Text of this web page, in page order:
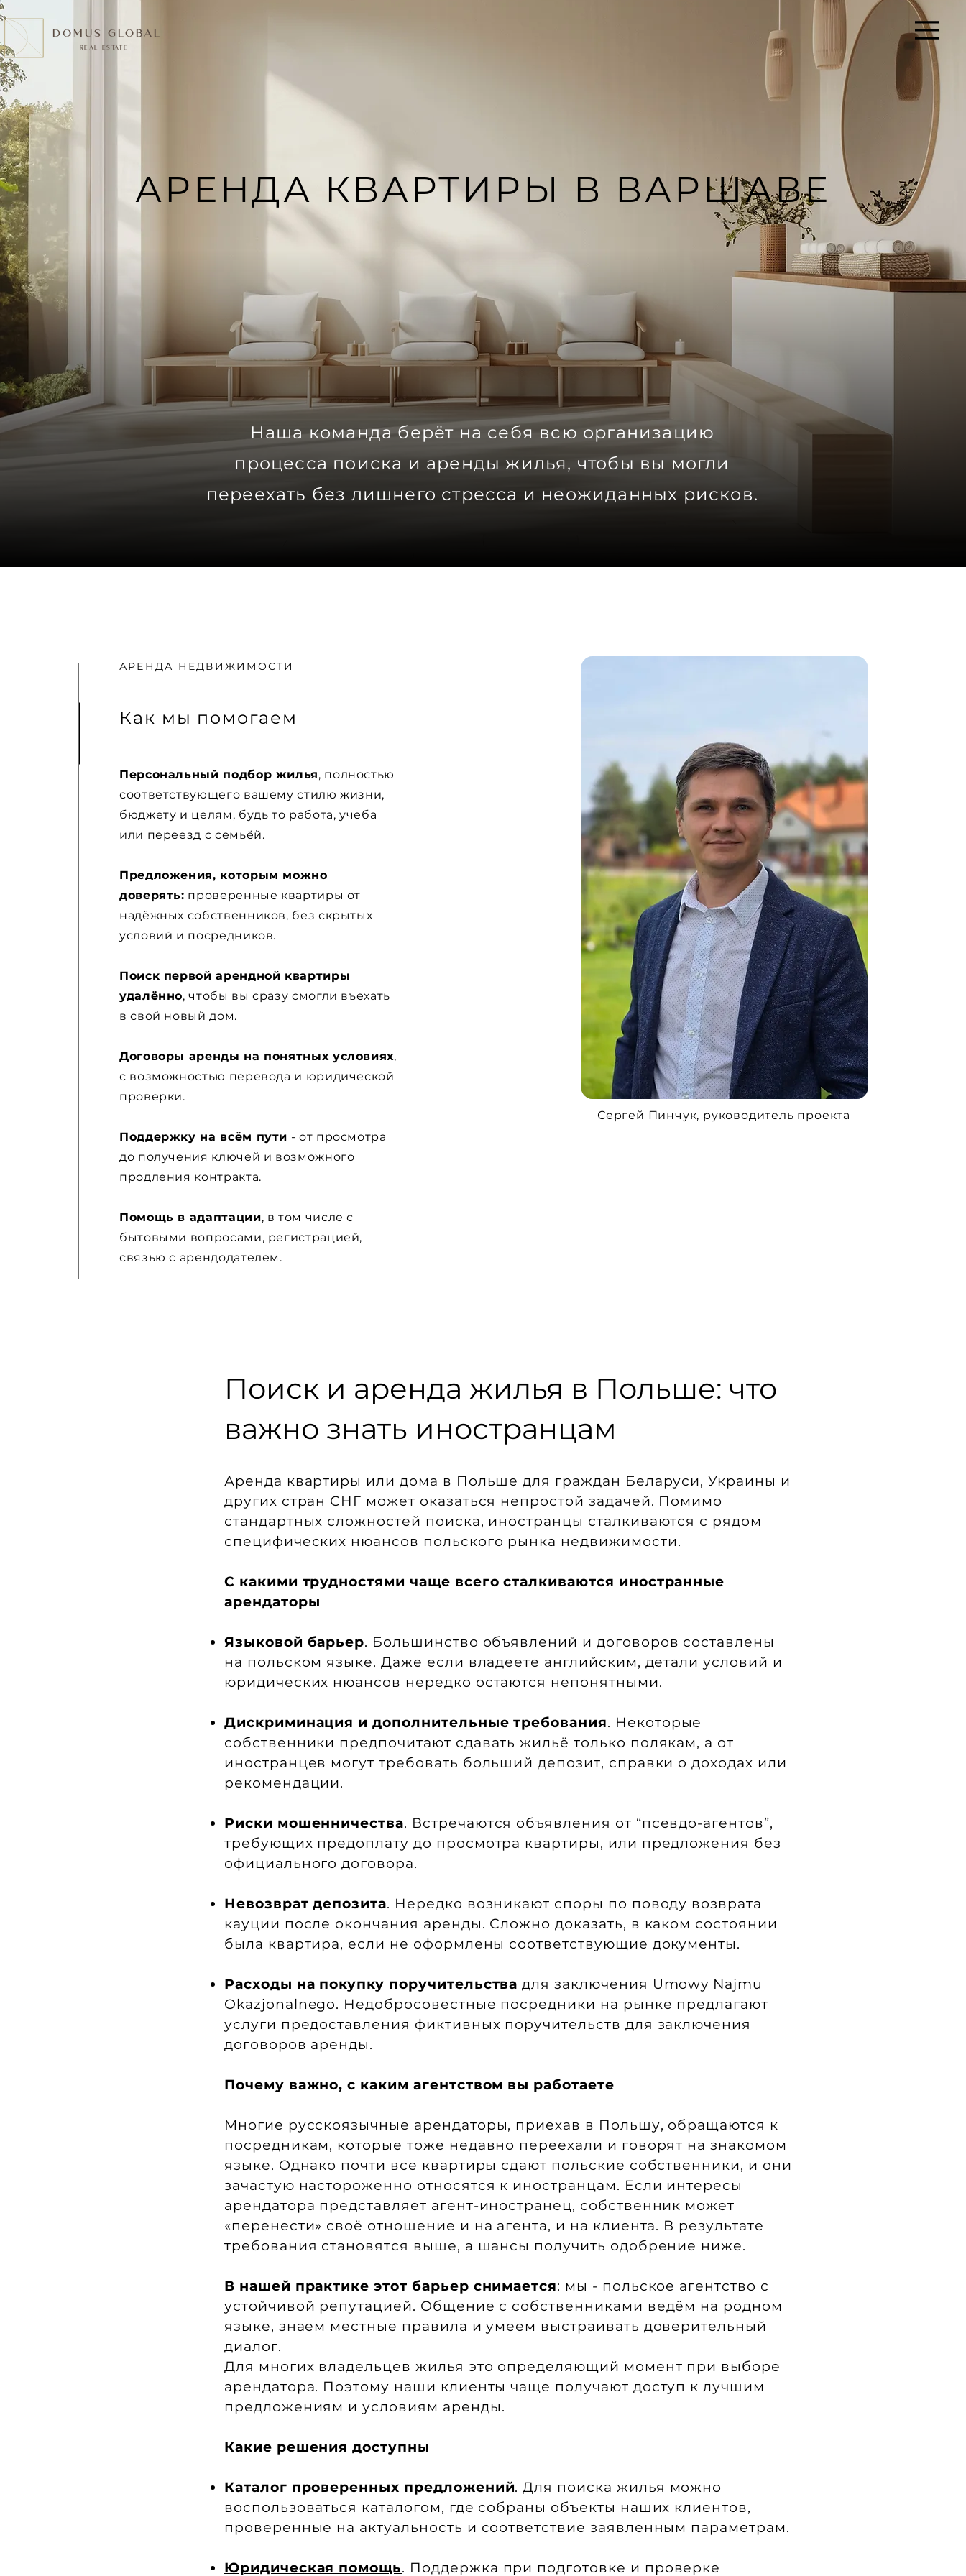
DOMUS GLOBAL
REAL ESTATE
АРЕНДА КВАРТИРЫ В ВАРШАВЕ
Наша команда берёт на себя всю организацию
процесса поиска и аренды жилья, чтобы вы могли
переехать без лишнего стресса и неожиданных рисков.
АРЕНДА НЕДВИЖИМОСТИ
Как мы помогаем
Персональный подбор жилья, полностью
соответствующего вашему стилю жизни,
бюджету и целям, будь то работа, учеба
или переезд с семьёй.
Предложения, которым можно
доверять: проверенные квартиры от
надёжных собственников, без скрытых
условий и посредников.
Поиск первой арендной квартиры
удалённо, чтобы вы сразу смогли въехать
в свой новый дом.
Договоры аренды на понятных условиях,
с возможностью перевода и юридической
проверки.
Поддержку на всём пути - от просмотра
до получения ключей и возможного
продления контракта.
Помощь в адаптации, в том числе с
бытовыми вопросами, регистрацией,
связью с арендодателем.
Сергей Пинчук, руководитель проекта​
Поиск и аренда жилья в Польше: что
важно знать иностранцам
Аренда квартиры или дома в Польше для граждан Беларуси, Украины и
других стран СНГ может оказаться непростой задачей. Помимо
стандартных сложностей поиска, иностранцы сталкиваются с рядом
специфических нюансов польского рынка недвижимости.
С какими трудностями чаще всего сталкиваются иностранные
арендаторы
Языковой барьер. Большинство объявлений и договоров составлены
на польском языке. Даже если владеете английским, детали условий и
юридических нюансов нередко остаются непонятными.
Дискриминация и дополнительные требования. Некоторые
собственники предпочитают сдавать жильё только полякам, а от
иностранцев могут требовать больший депозит, справки о доходах или
рекомендации.
Риски мошенничества. Встречаются объявления от “псевдо-агентов”,
требующих предоплату до просмотра квартиры, или предложения без
официального договора.
Невозврат депозита. Нередко возникают споры по поводу возврата
кауции после окончания аренды. Сложно доказать, в каком состоянии
была квартира, если не оформлены соответствующие документы.
Расходы на покупку поручительствадля заключения Umowy Najmu
Okazjonalnego. Недобросовестные посредники на рынке предлагают
услуги предоставления фиктивных поручительств для заключения
договоров аренды.
Почему важно, с каким агентством вы работаете
Многие русскоязычные арендаторы, приехав в Польшу, обращаются к
посредникам, которые тоже недавно переехали и говорят на знакомом
языке. Однако почти все квартиры сдают польские собственники, и они
зачастую настороженно относятся к иностранцам. Если интересы
арендатора представляет агент-иностранец, собственник может
«перенести» своё отношение и на агента, и на клиента. В результате
требования становятся выше, а шансы получить одобрение ниже.
В нашей практике этот барьер снимается: мы - польское агентство с
устойчивой репутацией. Общение с собственниками ведём на родном
языке, знаем местные правила и умеем выстраивать доверительный
диалог.
Для многих владельцев жилья это определяющий момент при выборе
арендатора. Поэтому наши клиенты чаще получают доступ к лучшим
предложениям и условиям аренды.
Какие решения доступны
Каталог проверенных предложений. Для поиска жилья можно
воспользоваться каталогом, где собраны объекты наших клиентов,
проверенные на актуальность и соответствие заявленным параметрам.
Юридическая помощь. Поддержка при подготовке и проверке